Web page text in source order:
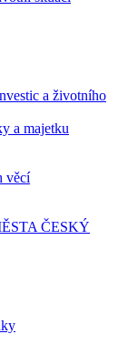
a životního
a majetku
věcí
ČESKÝ